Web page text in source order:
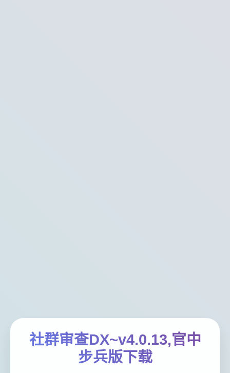
社群审查DX~v4.0.13,官中
步兵版下载